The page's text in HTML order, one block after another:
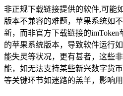
非正规下载链接提供的软件,可能
版本不兼容的难题，苹果系统如
新，而非官方下载链接的
的苹果系统版本，导致软件运行
能失灵等状况，更有甚者，这些
能，如无法支持某些新兴数字货
等关键环节如迷路的羔羊，影响